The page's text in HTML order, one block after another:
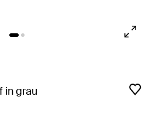
in grau